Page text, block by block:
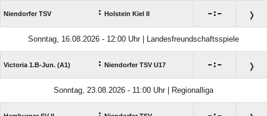
Niendorfer TSV : Holstein Kiel II :
Sonntag, 16.08.2026 - 12:00 Uhr | Landesfreundschaftsspiele
Victoria 1.B-Jun. (A1) : Niendorfer TSV U17 :
Sonntag, 23.08.2026 - 11:00 Uhr | Regionalliga